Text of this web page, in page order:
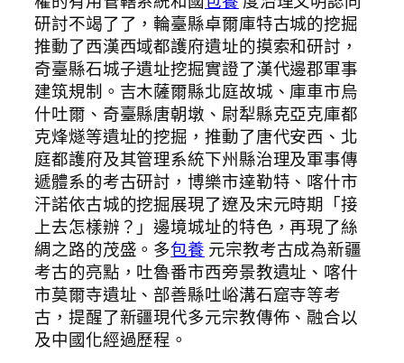
研討不竭了了，輪臺縣卓爾庫特古城的挖掘
推動了西漢西域都護府遺址的摸索和研討，
奇臺縣石城子遺址挖掘實證了漢代邊郡軍事
建筑規制。吉木薩爾縣北庭故城、庫車市烏
什吐爾、奇臺縣唐朝墩、尉犁縣克亞克庫都
克烽燧等遺址的挖掘，推動了唐代安西、北
庭都護府及其管理系統下州縣治理及軍事傳
遞體系的考古研討，博樂市達勒特、喀什市
汗諾依古城的挖掘展現了遼及宋元時期「接
上去怎樣辦？」邊境城址的特色，再現了絲
綢之路的茂盛。多包養 元宗教考古成為新疆
考古的亮點，吐魯番市西旁景教遺址、喀什
市莫爾寺遺址、部善縣吐峪溝石窟寺等考
古，提醒了新疆現代多元宗教傳佈、融合以
及中國化經過歷程。